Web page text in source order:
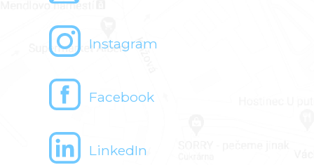
Instagram
Facebook
LinkedIn